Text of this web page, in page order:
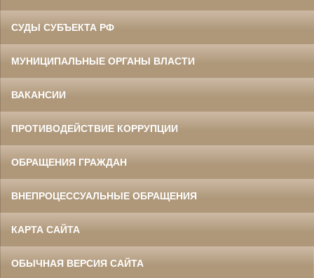
СУДЫ СУБЪЕКТА РФ
МУНИЦИПАЛЬНЫЕ ОРГАНЫ ВЛАСТИ
ВАКАНСИИ
ПРОТИВОДЕЙСТВИЕ КОРРУПЦИИ
ОБРАЩЕНИЯ ГРАЖДАН
ВНЕПРОЦЕССУАЛЬНЫЕ ОБРАЩЕНИЯ
КАРТА САЙТА
ОБЫЧНАЯ ВЕРСИЯ САЙТА